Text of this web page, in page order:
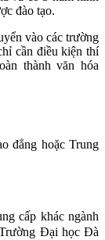
đào tạo.
vào các trường
cần điều kiện thí
thành văn hóa
đẳng hoặc Trung
cấp khác ngành
Đại học Đà